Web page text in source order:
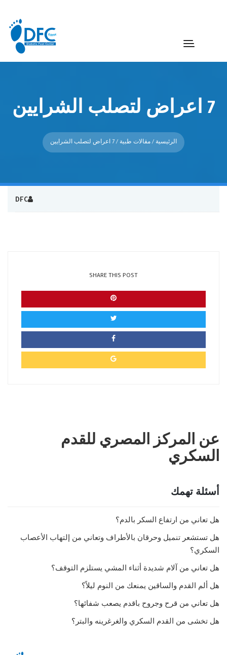
7 اعراض لتصلب الشرايين
الرئيسية / مقالات طبية / 7 اعراض لتصلب الشرايين
DFC
SHARE THIS POST
عن المركز المصري للقدم
السكري
أسئلة تهمك
هل تعاني من ارتفاع السكر بالدم؟
هل تستشعر تنميل وحرقان بالأطراف وتعاني من إلتهاب الأعصاب
السكري؟
هل تعاني من آلام شديدة أثناء المشي يستلزم التوقف؟
هل ألم القدم والساقين يمنعك من النوم ليلاً؟
هل تعاني من قرح وجروح باقدم يصعب شفائها؟
هل تخشى من القدم السكري والغرغرينه والبتر؟